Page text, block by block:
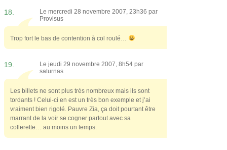
18.
Le mercredi 28 novembre 2007, 23h36 par
Provisus
Trop fort le bas de contention à col roulé…
19.
Le jeudi 29 novembre 2007, 8h54 par
saturnas
Les billets ne sont plus très nombreux mais ils sont
tordants ! Celui-ci en est un très bon exemple et j’ai
vraiment bien rigolé. Pauvre Zia, ça doit pourtant être
marrant de la voir se cogner partout avec sa
collerette… au moins un temps.